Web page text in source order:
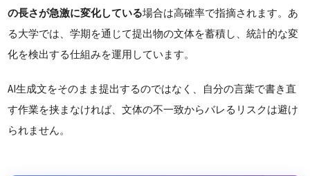
の長さが急激に変化している場合は高確率で指摘されます。あ
る大学では、学期を通じて提出物の文体を蓄積し、統計的な変
化を検出する仕組みを運用しています。
AI生成文をそのまま提出するのではなく、自分の言葉で書き直
す作業を挟まなければ、文体の不一致からバレるリスクは避け
られません。